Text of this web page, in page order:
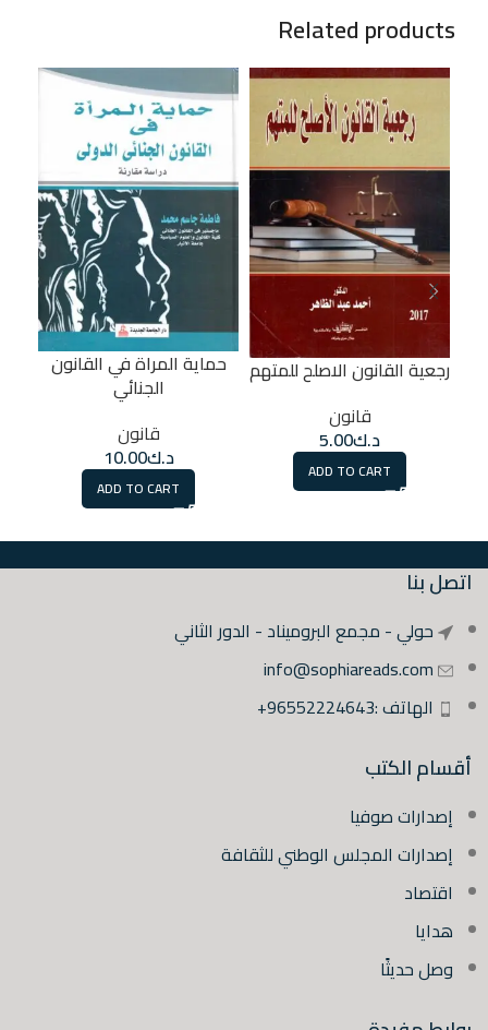
Related products
رجعية القانون الاصلح للمتهم
قانون
د.ك5.00
ADD TO CART
حماية المراة في القانون
الجنائي
قانون
د.ك10.00
ADD TO CART
اتصل بنا
حولي - مجمع البروميناد - الدور الثاني
info@sophiareads.com
الهاتف :96552224643+
أقسام الكتب
إصدارات صوفيا
إصدارات المجلس الوطني للثقافة
اقتصاد
هدايا
وصل حديثًا